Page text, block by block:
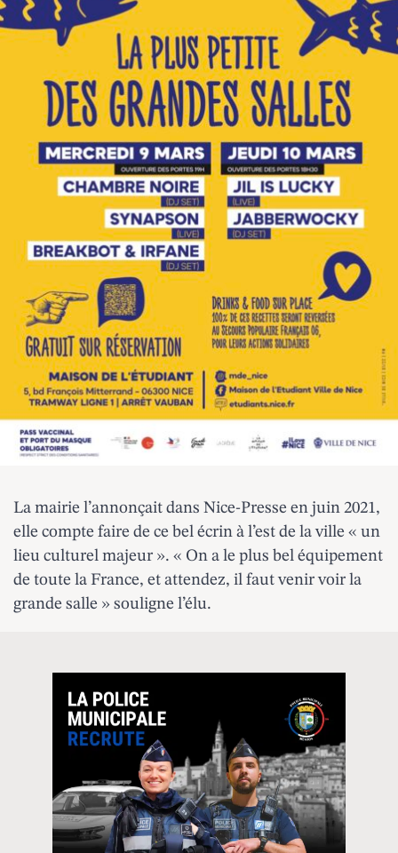
La mairie l’annonçait dans Nice-Presse en juin 2021,
elle compte faire de ce bel écrin à l’est de la ville « un
lieu culturel majeur ». « On a le plus bel équipement
de toute la France, et attendez, il faut venir voir la
grande salle » souligne l’élu.